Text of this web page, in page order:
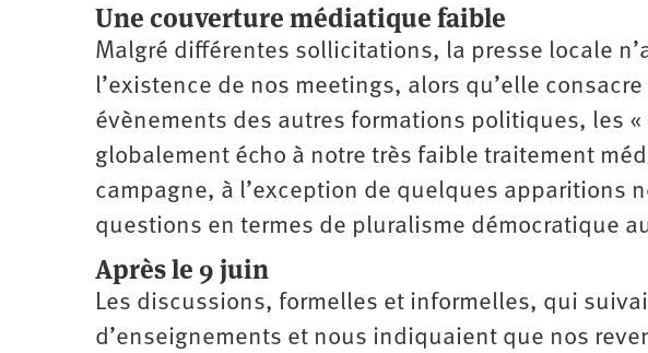
Une couverture médiatique faible
Malgré différentes sollicitations, la presse locale
l’existence de nos meetings, alors qu’elle
évènements des autres formations politiques, les
globalement écho à notre très faible traitement
campagne, à l’exception de quelques apparitions
questions en termes de pluralisme démocratique
Après le 9 juin
Les discussions, formelles et informelles, qui
d’enseignements et nous indiquaient que nos